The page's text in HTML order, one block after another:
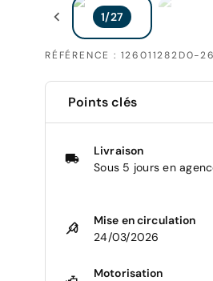
RÉFÉRENCE : 126011282D0-
Points clés
Livraison
Sous 5 jours en
Mise en circulation
24/03/2026
Motorisation